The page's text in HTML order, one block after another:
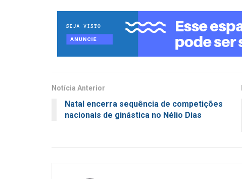
Notícia Anterior
Natal encerra sequência de competições
nacionais de ginástica no Nélio Dias